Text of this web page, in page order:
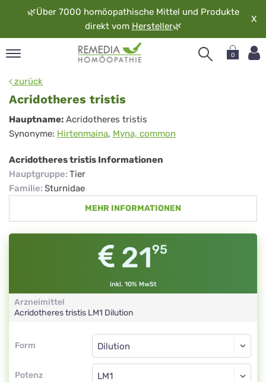
🌿Über 7000 homöopathische Mittel und Produkte
direkt vom Hersteller🌿
X
0
zurück
Acridotheres tristis
Acridotheres
tristis
Hauptname: Acridotheres tristis
Synonyme: Hirtenmaina, Myna, common
Acridotheres tristis Informationen
Hauptgruppe: Tier
Familie: Sturnidae
MEHR INFORMATIONEN
2195
inkl. 10% MwSt
Arzneimittel
Acridotheres tristis LM1 Dilution
Form
Form
Potenz
Dilution
LM1